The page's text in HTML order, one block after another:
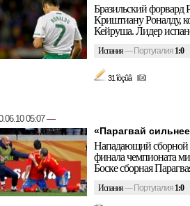
Бразильский форвард
Криштиану Роналду,
Кейруша. Лидер
Испания— Португалия 1:0
31 îòçûâ
05:07—
«Парагвай
Нападающий сборной
финала чемпионата
Боске сборная
Испания— Португалия 1:0